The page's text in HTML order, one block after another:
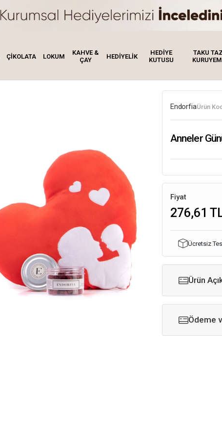
ÇİKOLATA LOKUM
KAHVE &
ÇAY
HEDİYELİK
HEDİYE
KUTUSU
TAKU
EndorfiaÜrün
Anneler
Fiyat
276,61
Ücretsiz
Ürün
Ödeme